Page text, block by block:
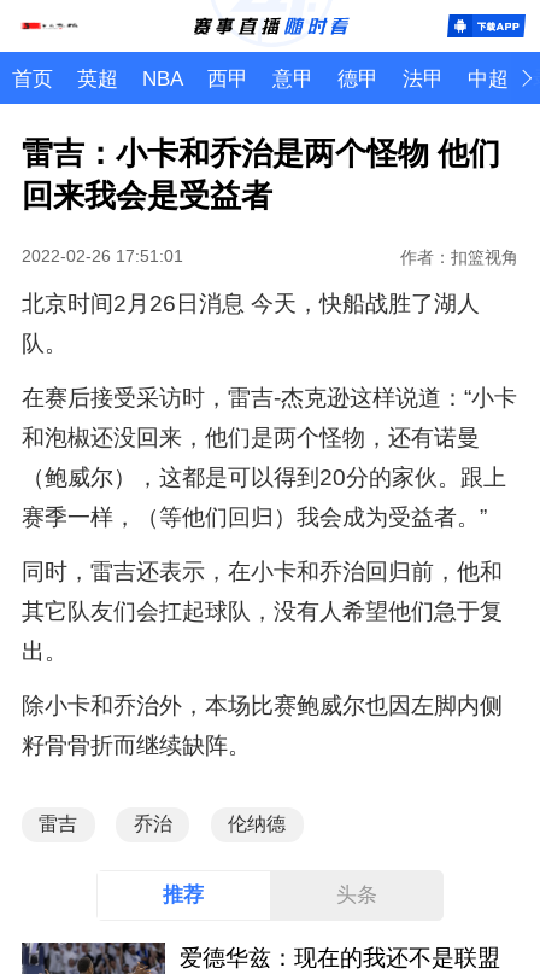
首页 英超 NBA 西甲 意甲 德甲 法甲 中超
雷吉：小卡和乔治是两个怪物 他们
回来我会是受益者
2022-02-26 17:51:01 作者：扣篮视角
北京时间2月26日消息 今天，快船战胜了湖人
队。
在赛后接受采访时，雷吉-杰克逊这样说道：“小卡
和泡椒还没回来，他们是两个怪物，还有诺曼
（鲍威尔），这都是可以得到20分的家伙。跟上
赛季一样，（等他们回归）我会成为受益者。”
同时，雷吉还表示，在小卡和乔治回归前，他和
其它队友们会扛起球队，没有人希望他们急于复
出。
除小卡和乔治外，本场比赛鲍威尔也因左脚内侧
籽骨骨折而继续缺阵。
雷吉 乔治 伦纳德
推荐 头条
爱德华兹：现在的我还不是联盟